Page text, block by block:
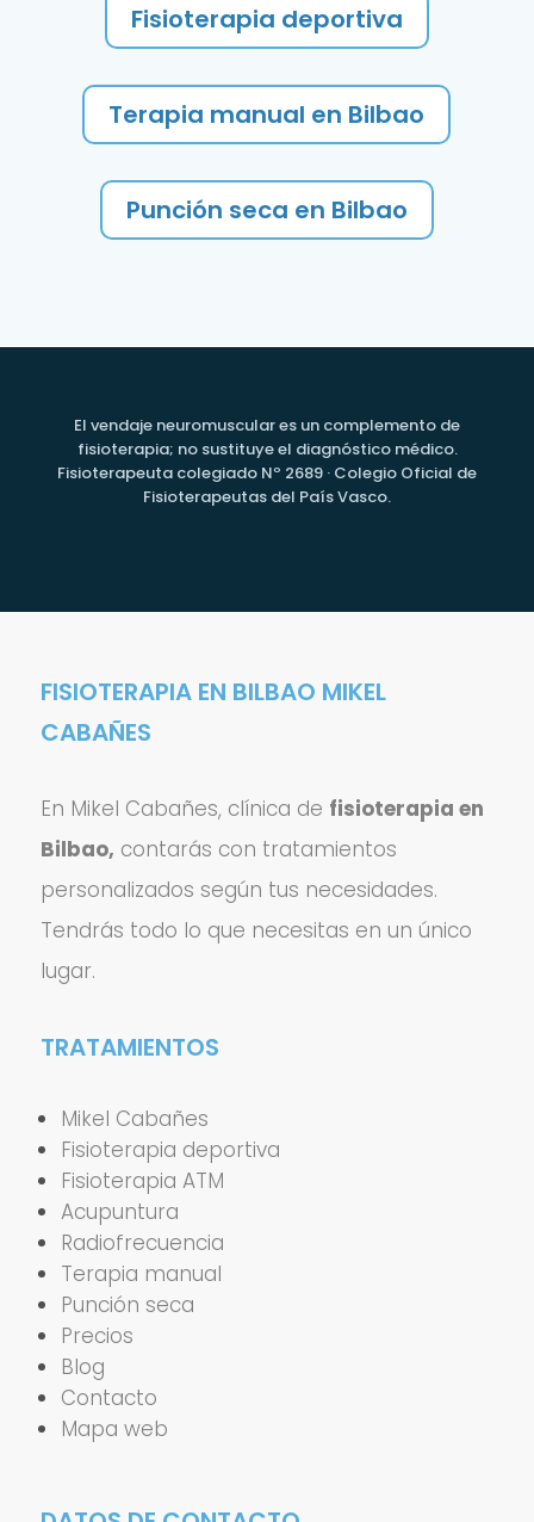
Fisioterapia deportiva
Terapia manual en Bilbao
Punción seca en Bilbao
El vendaje neuromuscular es un complemento de
fisioterapia; no sustituye el diagnóstico médico.
Fisioterapeuta colegiado Nº 2689 · Colegio Oficial de
Fisioterapeutas del País Vasco.
FISIOTERAPIA EN BILBAO MIKEL
CABAÑES
En Mikel Cabañes, clínica de fisioterapia en
Bilbao, contarás con tratamientos
personalizados según tus necesidades.
Tendrás todo lo que necesitas en un único
lugar.
TRATAMIENTOS
Mikel Cabañes
Fisioterapia deportiva
Fisioterapia ATM
Acupuntura
Radiofrecuencia
Terapia manual
Punción seca
Precios
Blog
Contacto
Mapa web